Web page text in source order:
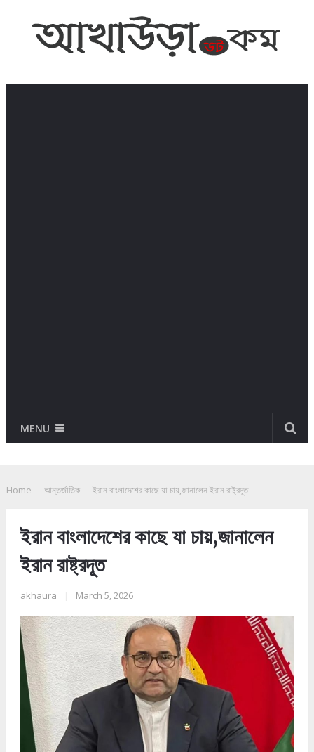
MENU
Home - আন্তর্জাতিক - ইরান বাংলাদেশের কাছে যা চায়,জানালেন ইরান রাষ্ট্রদূত
ইরান বাংলাদেশের কাছে যা চায়,জানালেন
ইরান রাষ্ট্রদূত
akhaura March 5, 2026